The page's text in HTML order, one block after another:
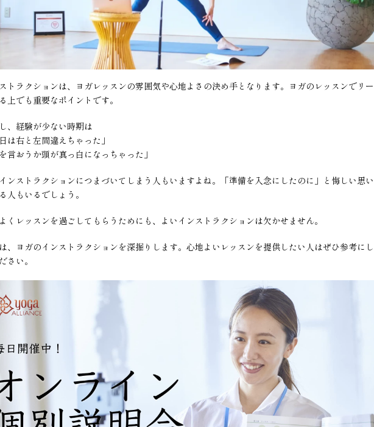
トラクションは、ヨガレッスンの雰囲気や心地よさの決め手となります。ヨガのレッスンでリー
上でも重要なポイントです。
、経験が少ない時期は
日は右と左間違えちゃった」
を言おうか頭が真っ白になっちゃった」
ンストラクションにつまづいてしまう人もいますよね。「準備を入念にしたのに」と悔しい思い
人もいるでしょう。
くレッスンを過ごしてもらうためにも、よいインストラクションは欠かせません。
、ヨガのインストラクションを深掘りします。心地よいレッスンを提供したい人はぜひ参考にし
さい。